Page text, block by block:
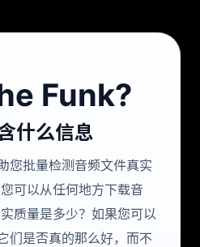
Funk?
什么信息
您批量检测音频文件真实
可以从任何地方下载音
质量是多少？如果您可以
们是否真的那么好，而不